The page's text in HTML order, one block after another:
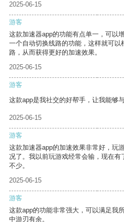
2025-06-15
游客
这款加速器app的功能有点单一，可以
一个自动切换线路的功能，这样就可
路，从而获得更好的加速效果。
2025-06-15
游客
这款app是我社交的好帮手，让我能够
2025-06-15
游客
这款加速器app的加速效果非常好，玩
况了。我以前玩游戏经常会输，现在有
不少。
2025-06-15
游客
这款app的功能非常强大，可以满足我
中游刃有余。